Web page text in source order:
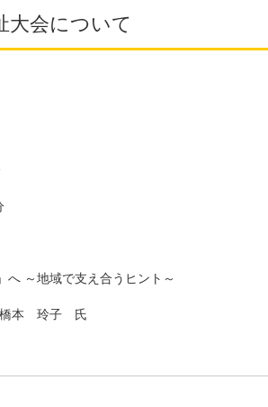
大会について
講演 「困った人」から「困っている人」へ ～地域で支え合うヒント～
橋本 玲子氏